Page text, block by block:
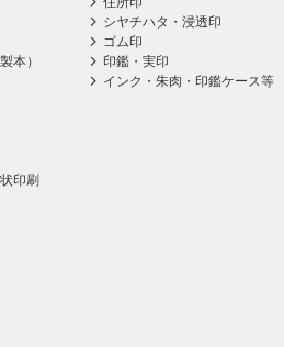
本）
印刷
シヤチハタ・浸透印
ゴム印
印鑑・実印
インク・朱肉・印鑑ケース等